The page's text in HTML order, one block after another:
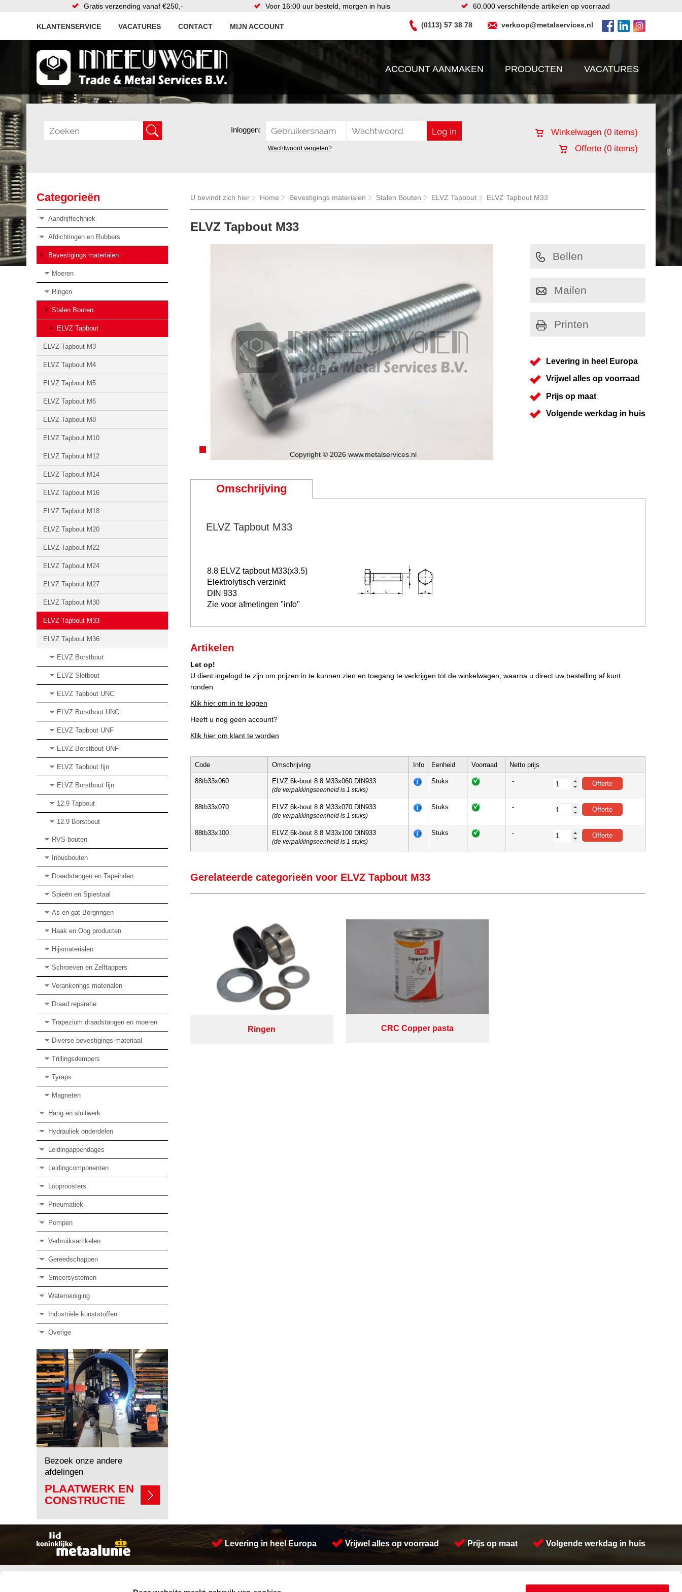
Gratis verzending vanaf €250,- Voor 16:00 uur besteld, morgen in huis 60.000 verschillende artikelen op voorraad
KLANTENSERVICE VACATURES CONTACT MIJN ACCOUNT (0113) 57 38 78 verkoop@metalservices.nl
ACCOUNT AANMAKEN PRODUCTEN VACATURES
Inloggen:
Wachtwoord vergeten?
Winkelwagen (0 items)
Offerte (0 items)
Categorieën
Aandrijftechniek
Afdichtingen en Rubbers
Bevestigings materialen
Moeren
Ringen
Stalen Bouten
ELVZ Tapbout
ELVZ Tapbout M3
ELVZ Tapbout M4
ELVZ Tapbout M5
ELVZ Tapbout M6
ELVZ Tapbout M8
ELVZ Tapbout M10
ELVZ Tapbout M12
ELVZ Tapbout M14
ELVZ Tapbout M16
ELVZ Tapbout M18
ELVZ Tapbout M20
ELVZ Tapbout M22
ELVZ Tapbout M24
ELVZ Tapbout M27
ELVZ Tapbout M30
ELVZ Tapbout M33
ELVZ Tapbout M36
ELVZ Borstbout
ELVZ Slotbout
ELVZ Tapbout UNC
ELVZ Borstbout UNC
ELVZ Tapbout UNF
ELVZ Borstbout UNF
ELVZ Tapbout fijn
ELVZ Borstbout fijn
12.9 Tapbout
12.9 Borstbout
RVS bouten
Inbusbouten
Draadstangen en Tapeinden
Spieën en Spiestaal
As en gat Borgringen
Haak en Oog producten
Hijsmaterialen
Schroeven en Zelftappers
Verankerings materialen
Draad reparatie
Trapezium draadstangen en moeren
Diverse bevestigings-materiaal
Trillingsdempers
Tyraps
Magneten
Hang en sluitwerk
Hydrauliek onderdelen
Leidingappendages
Leidingcomponenten
Looproosters
Pneumatiek
Pompen
Verbruiksartikelen
Gereedschappen
Smeersystemen
Waterreiniging
Industriële kunststoffen
Overige
Bezoek onze andere
afdelingen
PLAATWERK EN
CONSTRUCTIE
U bevindt zich hier Home Bevestigings materialen Stalen Bouten ELVZ Tapbout ELVZ Tapbout M33
ELVZ Tapbout M33
Copyright © 2026 www.metalservices.nl
Bellen
Mailen
Printen
Levering in heel Europa
Vrijwel alles op voorraad
Prijs op maat
Volgende werkdag in huis
Omschrijving
ELVZ Tapbout M33
8.8 ELVZ tapbout M33(x3.5)
Elektrolytisch verzinkt
DIN 933
Zie voor afmetingen "info"
Artikelen
Let op!
U dient ingelogd te zijn om prijzen in te kunnen zien en toegang te verkrijgen tot de winkelwagen, waarna u direct uw bestelling af kunt
ronden.
Klik hier om in te loggen
Heeft u nog geen account?
Klik hier om klant te worden
Code Omschrijving Info Eenheid Voorraad Netto prijs
88tb33x060 ELVZ 6k-bout 8.8 M33x060 DIN933
(de verpakkingseenheid is 1 stuks)
Stuks -
88tb33x070 ELVZ 6k-bout 8.8 M33x070 DIN933
(de verpakkingseenheid is 1 stuks)
Stuks -
88tb33x100 ELVZ 6k-bout 8.8 M33x100 DIN933
(de verpakkingseenheid is 1 stuks)
Stuks -
Gerelateerde categorieën voor ELVZ Tapbout M33
Ringen CRC Copper pasta
Levering in heel Europa Vrijwel alles op voorraad Prijs op maat Volgende werkdag in huis